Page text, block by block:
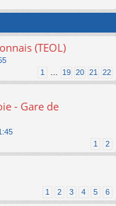
(TEOL)
1 19 20 21 22
- Gare de
1 2
1 2 3 4 5 6